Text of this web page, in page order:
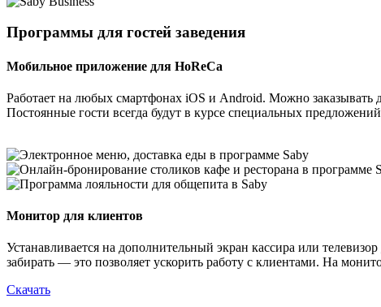
Программы для гостей заведения
Мобильное приложение для HoReCa
Работает на любых смартфонах iOS и Android. Можно заказывать
Постоянные гости всегда будут в курсе специальных
Монитор для клиентов
Устанавливается на дополнительный экран кассира или
забирать — это позволяет ускорить работу с клиентами. На
Скачать